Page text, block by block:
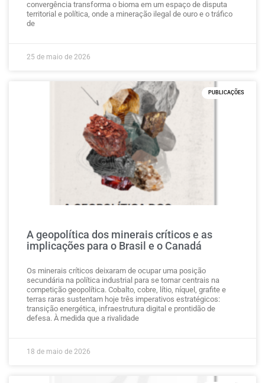
convergência transforma o bioma em um espaço de disputa
territorial e política, onde a mineração ilegal de ouro e o tráfico
de
25 de maio de 2026
PUBLICAÇÕES
A geopolítica dos minerais críticos e as
implicações para o Brasil e o Canadá
Os minerais críticos deixaram de ocupar uma posição
secundária na política industrial para se tornar centrais na
competição geopolítica. Cobalto, cobre, lítio, níquel, grafite e
terras raras sustentam hoje três imperativos estratégicos:
transição energética, infraestrutura digital e prontidão de
defesa. À medida que a rivalidade
18 de maio de 2026